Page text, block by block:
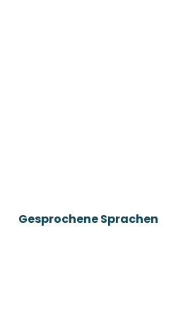
Gesprochene Sprachen
Gesprochene Sprachen